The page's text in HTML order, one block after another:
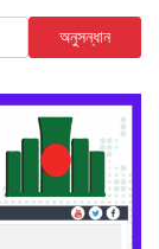
অনুসন্ধান